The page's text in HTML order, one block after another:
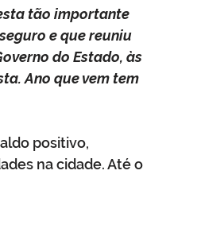
tão importante
e que reuniu
do Estado, às
Ano que vem tem
positivo,
na cidade. Até o